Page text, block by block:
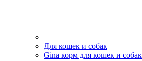
Для кошек и собак
Gina корм для кошек и собак